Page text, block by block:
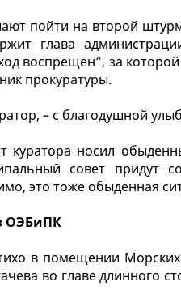
пойти на второй
глава
воспрещен”, за
прокуратуры.
– с благодушной
куратора носил
совет придут
это тоже обыденная
ОЭБиПК
в помещении
во главе длинного